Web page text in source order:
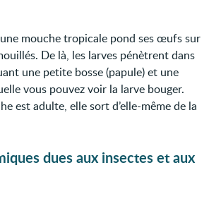
mouche tropicale pond ses œufs sur
De là, les larves pénètrent dans
une petite bosse (papule) et une
vous pouvez voir la larve bouger.
est adulte, elle sort d’elle-même de la
dues aux insectes et aux